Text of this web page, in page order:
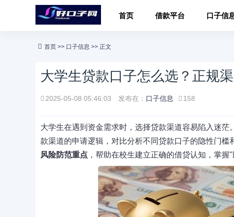
首页 借款平台 口子信
首页 >> 口子信息 >> 正文
大学生贷款口子怎么选？正规
2025-05-08 05:46:03 发布在： 口子信息 158
大学生在遇到资金需求时，选择贷款渠道容易陷入迷
款渠道的申请逻辑，对比分析不同贷款口子的隐性门
风险防范重点 ，帮助在校生建立正确的借贷认知，掌